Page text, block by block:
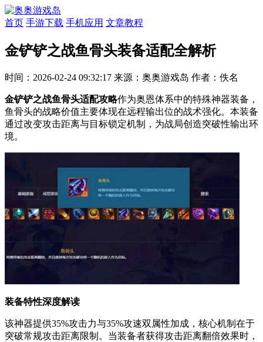
首页 手游下载 手机应用 文章教程
金铲铲之战鱼骨头装备适配全解析
时间：2026-02-24 09:32:17 来源：奥奥游戏岛 作者：佚名
金铲铲之战鱼骨头适配攻略作为奥恩体系中的特殊神器装备，
鱼骨头的战略价值主要体现在远程输出位的战术强化。本装备
通过改变攻击距离与目标锁定机制，为战局创造突破性输出环
境。
装备特性深度解读
该神器提供35%攻击力与35%攻速双属性加成，核心机制在于
突破常规攻击距离限制。当装备者获得攻击距离翻倍效果时，